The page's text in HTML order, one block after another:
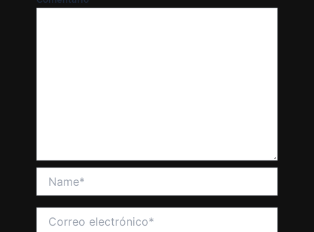
electrónico*